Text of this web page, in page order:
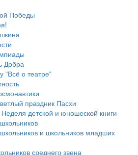
Победы
Добра
"Всё о театре"
праздник Пасхи
детской и юношеской книги
и школьников младших
среднего звена